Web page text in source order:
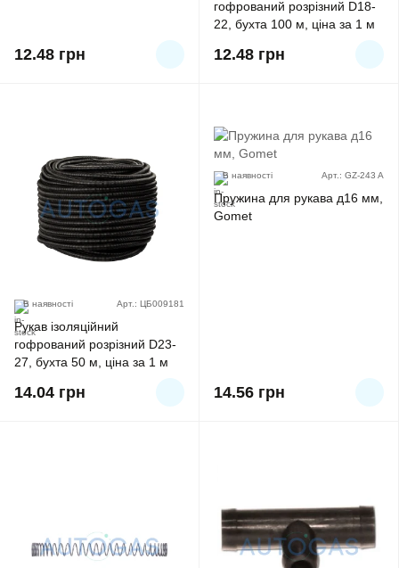
12.48 грн
гофрований розрізний D18-
22, бухта 100 м, ціна за 1 м
12.48 грн
В наявності Арт.: ЦБ009181
Рукав ізоляційний
гофрований розрізний D23-
27, бухта 50 м, ціна за 1 м
14.04 грн
В наявності Арт.: GZ-243 A
Пружина для рукава д16 мм,
Gomet
14.56 грн